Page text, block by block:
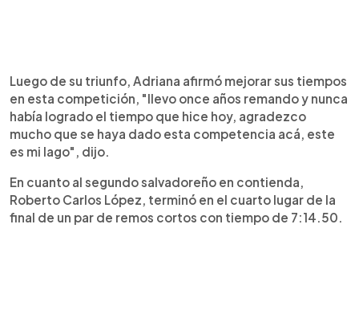
Luego de su triunfo, Adriana afirmó mejorar sus tiempos
en esta competición, "llevo once años remando y nunca
había logrado el tiempo que hice hoy, agradezco
mucho que se haya dado esta competencia acá, este
es mi lago", dijo.
En cuanto al segundo salvadoreño en contienda,
Roberto Carlos López, terminó en el cuarto lugar de la
final de un par de remos cortos con tiempo de 7:14.50.